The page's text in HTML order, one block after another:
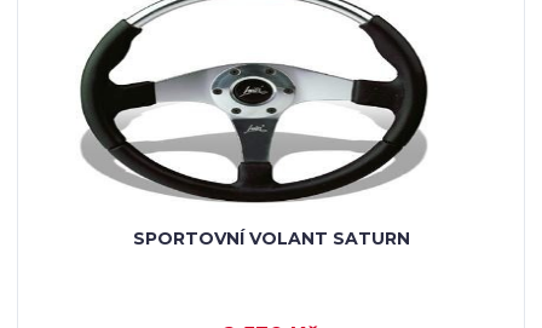
SPORTOVNÍ VOLANT SATURN